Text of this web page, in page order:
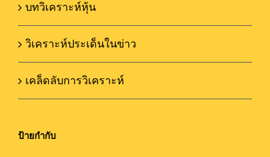
บทวิเคราะห์หุ้น
วิเคราะห์ประเด็นในข่าว
เคล็ดลับการวิเคราะห์
ป้ายกำกับ